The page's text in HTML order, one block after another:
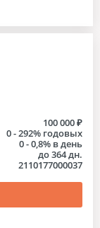
100 000 ₽
0 - 292% годовых
0 - 0,8% в день
до 364 дн.
2110177000037